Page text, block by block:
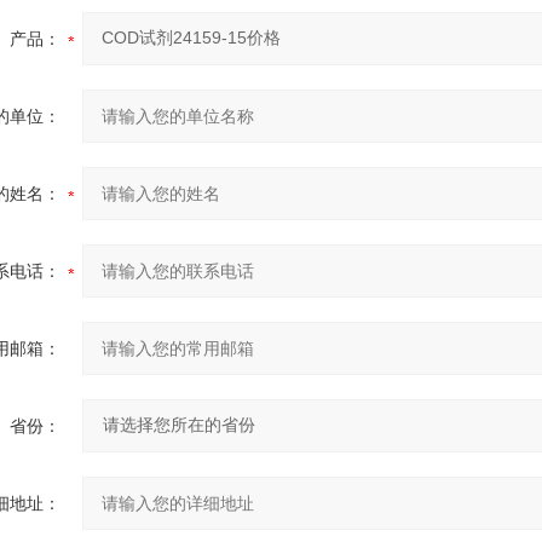
产品：
单位：
姓名：
电话：
邮箱：
省份：
地址：